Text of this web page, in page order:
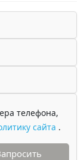
телефона,
сайта .